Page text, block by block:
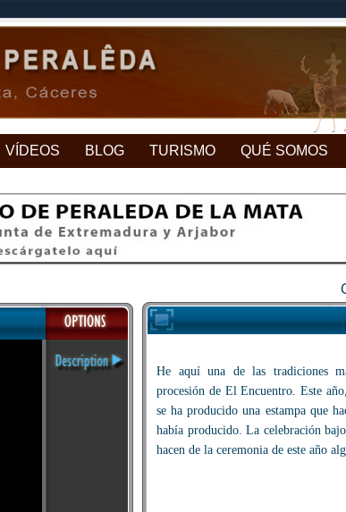
VÍDEOS BLOG TURISMO QUÉ SOMOS
He aquí una de las tradiciones
procesión de El Encuentro. Este
se ha producido una estampa que
había producido. La celebración
hacen de la ceremonia de este año